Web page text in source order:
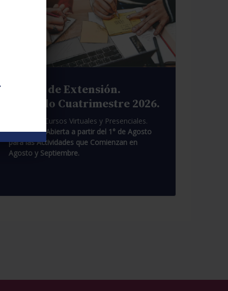
Cursos de Extensión.
Segundo Cuatrimestre 2026.
Pasantías. Cursos Virtuales y Presenciales.
Inscripción Abierta a partir del 1° de Agosto
para las Actividades que Comienzan en
Agosto y Septiembre.